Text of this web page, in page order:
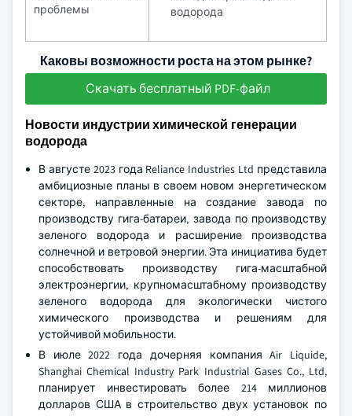
проблемы
водорода
Каковы возможности роста на этом рынке?
Скачать бесплатный PDF-файл
Новости индустрии химической генерации
водорода
В августе 2023 года Reliance Industries Ltd представила
амбициозные планы в своем новом энергетическом
секторе, направленные на создание завода по
производству гига-батареи, завода по производству
зеленого водорода и расширение производства
солнечной и ветровой энергии. Эта инициатива будет
способствовать производству гига-масштабной
электроэнергии, крупномасштабному производству
зеленого водорода для экологически чистого
химического производства и решениям для
устойчивой мобильности.
В июле 2022 года дочерняя компания Air Liquide,
Shanghai Chemical Industry Park Industrial Gases Co., Ltd,
планирует инвестировать более 214 миллионов
долларов США в строительство двух установок по